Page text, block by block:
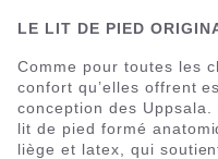
LE LIT DE PIED
Comme pour toutes les
confort qu’elles offrent
conception des
lit de pied formé
liège et latex, qui